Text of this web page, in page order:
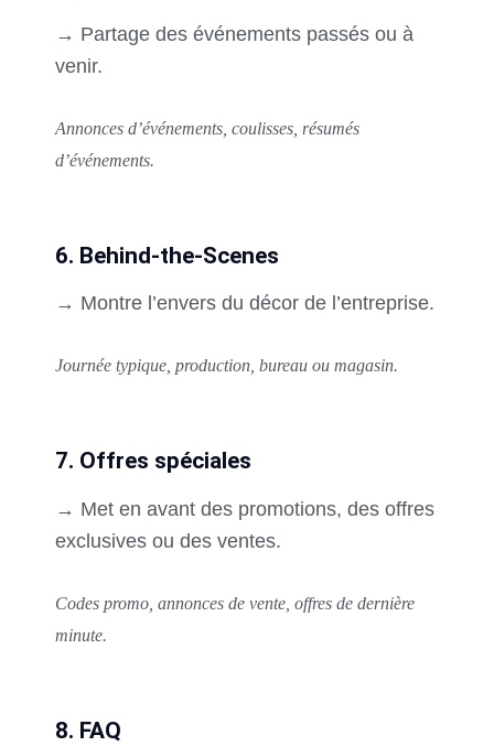
→ Partage des événements passés ou à
venir.
Annonces d’événements, coulisses, résumés
d’événements.
6. Behind-the-Scenes
→ Montre l’envers du décor de l’entreprise.
Journée typique, production, bureau ou magasin.
7. Offres spéciales
→ Met en avant des promotions, des offres
exclusives ou des ventes.
Codes promo, annonces de vente, offres de dernière
minute.
8. FAQ